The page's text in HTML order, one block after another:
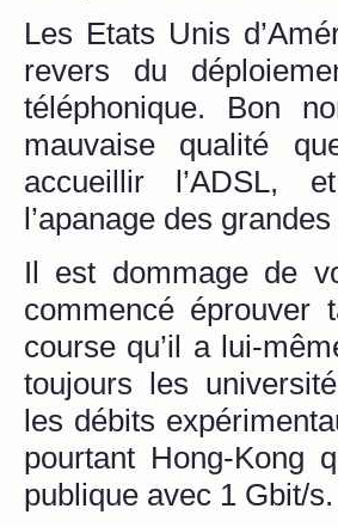
Les Etats Unis
revers du
téléphonique. Bon
mauvaise qualité
accueillir l’ADSL,
l’apanage des
Il est dommage de
commencé
course qu’il a lui-
toujours les
les débits
pourtant Hong-Kong
publique avec 1 Gbit/s.